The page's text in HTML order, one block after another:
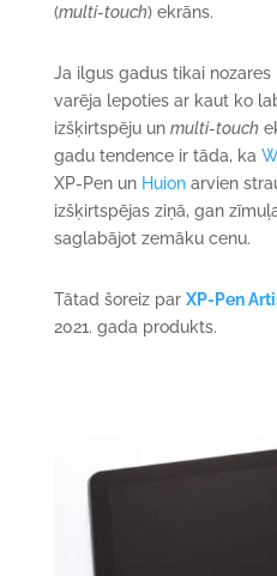
(multi-touch) ekrāns.
Ja ilgus gadus tikai
varēja lepoties ar kaut ko
izšķirtspēju un multi-touch
gadu tendence ir tāda, ka
XP-Pen un Huionarvien
izšķirtspējas ziņā, gan
saglabājot zemāku cenu.
Tātad šoreiz par XP-Pen
2021. gada produkts.